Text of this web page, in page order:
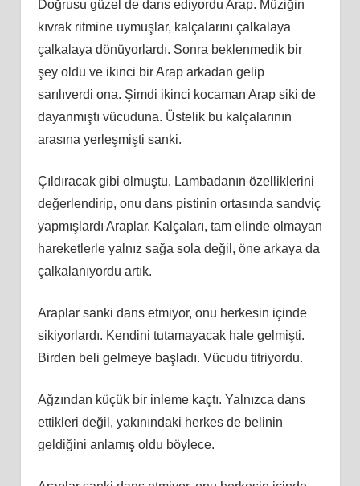
Doğrusu güzel de dans ediyordu Arap. Müziğin
kıvrak ritmine uymuşlar, kalçalarını çalkalaya
çalkalaya dönüyorlardı. Sonra beklenmedik bir
şey oldu ve ikinci bir Arap arkadan gelip
sarılıverdi ona. Şimdi ikinci kocaman Arap siki de
dayanmıştı vücuduna. Üstelik bu kalçalarının
arasına yerleşmişti sanki.
Çıldıracak gibi olmuştu. Lambadanın özelliklerini
değerlendirip, onu dans pistinin ortasında sandviç
yapmışlardı Araplar. Kalçaları, tam elinde olmayan
hareketlerle yalnız sağa sola değil, öne arkaya da
çalkalanıyordu artık.
Araplar sanki dans etmiyor, onu herkesin içinde
sikiyorlardı. Kendini tutamayacak hale gelmişti.
Birden beli gelmeye başladı. Vücudu titriyordu.
Ağzından küçük bir inleme kaçtı. Yalnızca dans
ettikleri değil, yakınındaki herkes de belinin
geldiğini anlamış oldu böylece.